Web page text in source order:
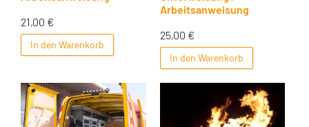
21,00 €
In den Warenkorb
Arbeitsanweisung
25,00 €
In den Warenkorb